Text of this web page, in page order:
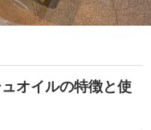
オイルの特徴と使